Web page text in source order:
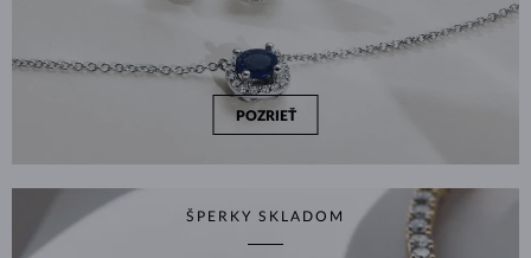
POZRIEŤ
ŠPERKY SKLADOM